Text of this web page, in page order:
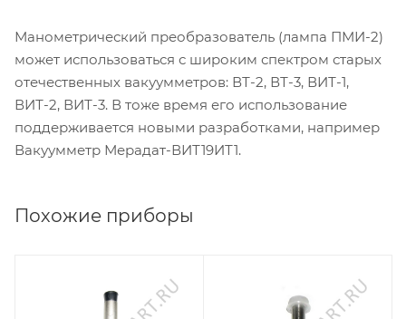
Манометрический преобразователь (лампа ПМИ-2)
может использоваться с широким спектром старых
отечественных вакуумметров: ВТ-2, ВТ-3, ВИТ-1,
ВИТ-2, ВИТ-3. В тоже время его использование
поддерживается новыми разработками, например
Вакуумметр Мерадат-ВИТ19ИТ1.
Похожие приборы